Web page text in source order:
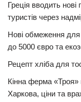
Греція вводить
туристів через
Нові обмеження для
до 5000 євро та
Рецепт хліба для
Кінна ферма «Троя»
Харкова, ціни та